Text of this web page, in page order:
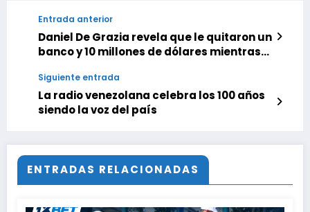
Entrada anterior
Daniel De Grazia revela que le quitaron un
banco y 10 millones de dólares mientras
Siguiente entrada
La radio venezolana celebra los 100 años
siendo la voz del país
ENTRADAS RELACIONADAS